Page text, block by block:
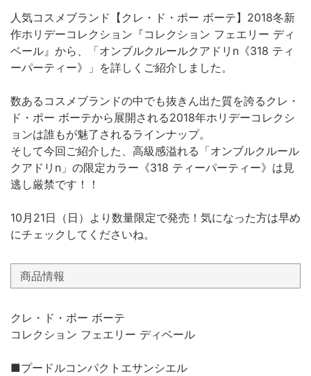
人気コスメブランド【クレ・ド・ポー ボーテ】2018冬新
作ホリデーコレクション『コレクション フェエリー ディ
ベール』から、「オンブルクルールクアドリn《318 ティ
ーパーティー》」を詳しくご紹介しました。
数あるコスメブランドの中でも抜きん出た質を誇るクレ・
ド・ポー ボーテから展開される2018年ホリデーコレクシ
ョンは誰もが魅了されるラインナップ。
そして今回ご紹介した、高級感溢れる「オンブルクルール
クアドリn」の限定カラー《318 ティーパーティー》は見
逃し厳禁です！！
10月21日（日）より数量限定で発売！気になった方は早め
にチェックしてくださいね。
商品情報
クレ・ド・ポー ボーテ
コレクション フェエリー ディベール
■プードルコンパクトエサンシエル